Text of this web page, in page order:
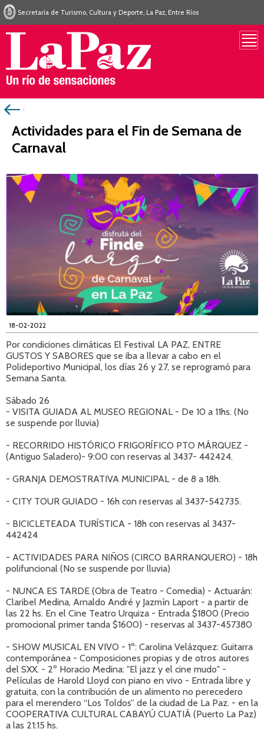
Secretaría de Turismo, Cultura y Deporte, La Paz, Entre Ríos
Actividades para el Fin de Semana de
Carnaval
18-02-2022
Por condiciones climáticas El Festival LA PAZ, ENTRE
GUSTOS Y SABORES que se iba a llevar a cabo en el
Polideportivo Municipal, los días 26 y 27, se reprogramó para
Semana Santa.
Sábado 26
- VISITA GUIADA AL MUSEO REGIONAL - De 10 a 11hs. (No
se suspende por lluvia)
- RECORRIDO HISTÓRICO FRIGORÍFICO PTO MÁRQUEZ -
(Antiguo Saladero)- 9:00 con reservas al 3437- 442424.
- GRANJA DEMOSTRATIVA MUNICIPAL - de 8 a 18h.
- CITY TOUR GUIADO - 16h con reservas al 3437-542735.
- BICICLETEADA TURÍSTICA - 18h con reservas al 3437-
442424
- ACTIVIDADES PARA NIÑOS (CIRCO BARRANQUERO) - 18h
polifuncional (No se suspende por lluvia)
- NUNCA ES TARDE (Obra de Teatro - Comedia) - Actuarán:
Claribel Medina, Arnaldo André y Jazmín Laport - a partir de
las 22 hs. En el Cine Teatro Urquiza - Entrada $1800 (Precio
promocional primer tanda $1600) - reservas al 3437-457380
- SHOW MUSICAL EN VIVO - 1º: Carolina Velázquez: Guitarra
contemporánea - Composiciones propias y de otros autores
del SXX. - 2º Horacio Medina: "El jazz y el cine mudo" -
Películas de Harold Lloyd con piano en vivo - Entrada libre y
gratuita, con la contribución de un alimento no perecedero
para el merendero “Los Toldos” de la ciudad de La Paz. - en la
COOPERATIVA CULTURAL CABAYÚ CUATIÁ (Puerto La Paz)
a las 21:15 hs.